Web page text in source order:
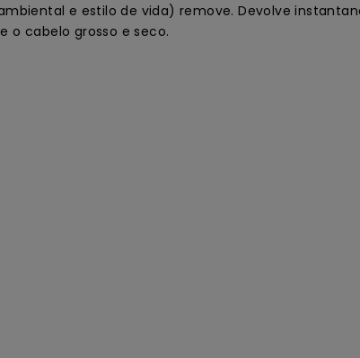
e estilo de vida) remove. Devolve
o cabelo grosso e seco.